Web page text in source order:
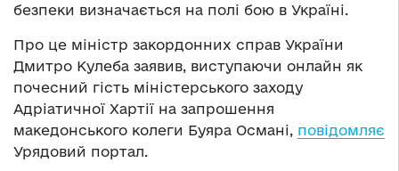
безпеки визначається на полі бою в Україні.
Про це міністр закордонних справ України
Дмитро Кулеба заявив, виступаючи онлайн як
почесний гість міністерського заходу
Адріатичної Хартії на запрошення
македонського колеги Буяра Османі, повідомляє
Урядовий портал.